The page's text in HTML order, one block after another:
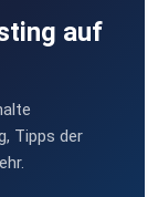
auf
Tipps der